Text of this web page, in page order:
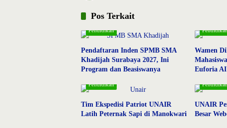
Pos Terkait
Pendidikan
Pendaftaran Inden SPMB SMA
Khadijah Surabaya 2027, Ini
Program dan Beasiswanya
Wamen
Euforia AI
Pendidikan
Tim Ekspedisi Patriot UNAIR
Latih Peternak Sapi di Manokwari
UNAIR
Besar